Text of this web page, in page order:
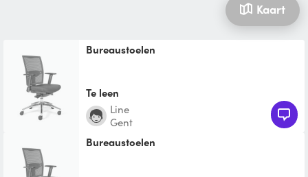
Kaart
Bureaustoelen
Te leen
Line
Gent
Bureaustoelen